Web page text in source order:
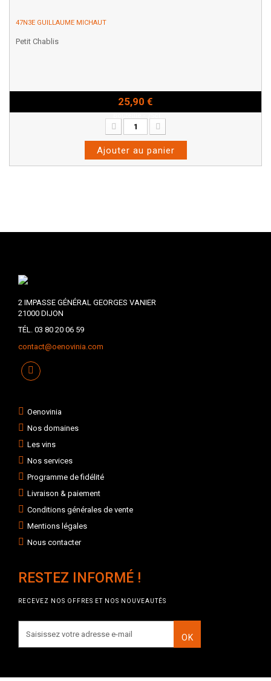
47N3E GUILLAUME MICHAUT
Petit Chablis
25,90 €
Ajouter au panier
2 IMPASSE GÉNÉRAL GEORGES VANIER
21000 DIJON
TÉL. 03 80 20 06 59
contact@oenovinia.com
Oenovinia
Nos domaines
Les vins
Nos services
Programme de fidélité
Livraison & paiement
Conditions générales de vente
Mentions légales
Nous contacter
RESTEZ INFORMÉ !
RECEVEZ NOS OFFRES ET NOS NOUVEAUTÉS
OK